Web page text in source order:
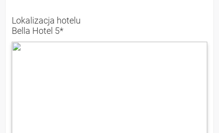
Lokalizacja hotelu
Bella Hotel 5*